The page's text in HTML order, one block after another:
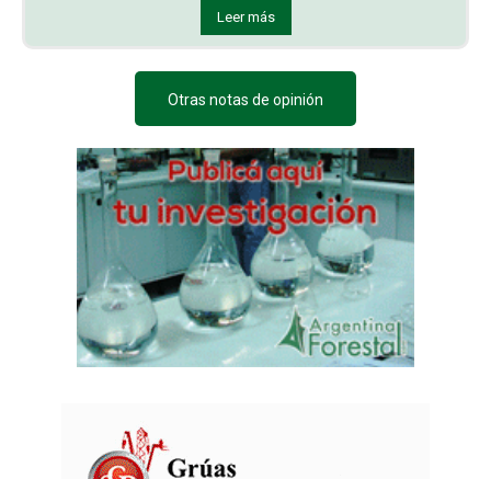
Leer más
Otras notas de opinión